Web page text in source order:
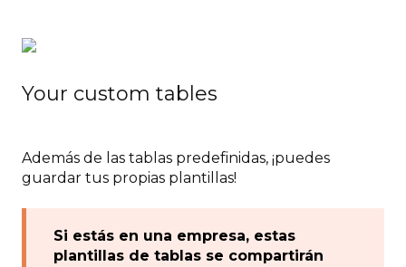
Your custom tables
Además de las tablas predefinidas, ¡puedes
guardar tus propias plantillas!
Si estás en una empresa, estas
plantillas de tablas se compartirán